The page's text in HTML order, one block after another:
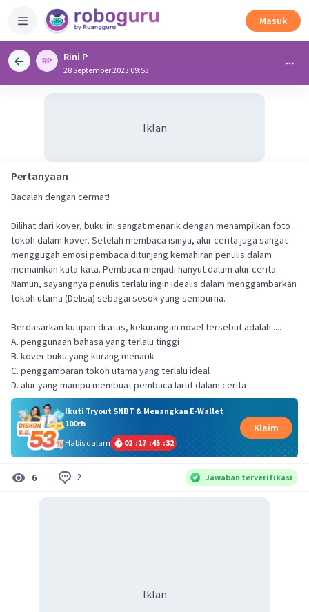
Masuk
Rini P
28 September 2023 09:53
Iklan
Pertanyaan
Bacalah dengan cermat!
Dilihat dari kover, buku ini sangat menarik dengan menampilkan foto
tokoh dalam kover. Setelah membaca isinya, alur cerita juga sangat
menggugah emosi pembaca ditunjang kemahiran penulis dalam
memainkan kata-kata. Pembaca menjadi hanyut dalam alur cerita.
Namun, sayangnya penulis terlalu ingin idealis dalam menggambarkan
tokoh utama (Delisa) sebagai sosok yang sempurna.
Berdasarkan kutipan di atas, kekurangan novel tersebut adalah ....
A. penggunaan bahasa yang terlalu tinggi
B. kover buku yang kurang menarik
C. penggambaran tokoh utama yang terlalu ideal
D. alur yang mampu membuat pembaca larut dalam cerita
Ikuti Tryout SNBT & Menangkan E-Wallet
100rb
Habis dalam
02 :17 :45 :32
Klaim
6 2 Jawaban terverifikasi
Iklan